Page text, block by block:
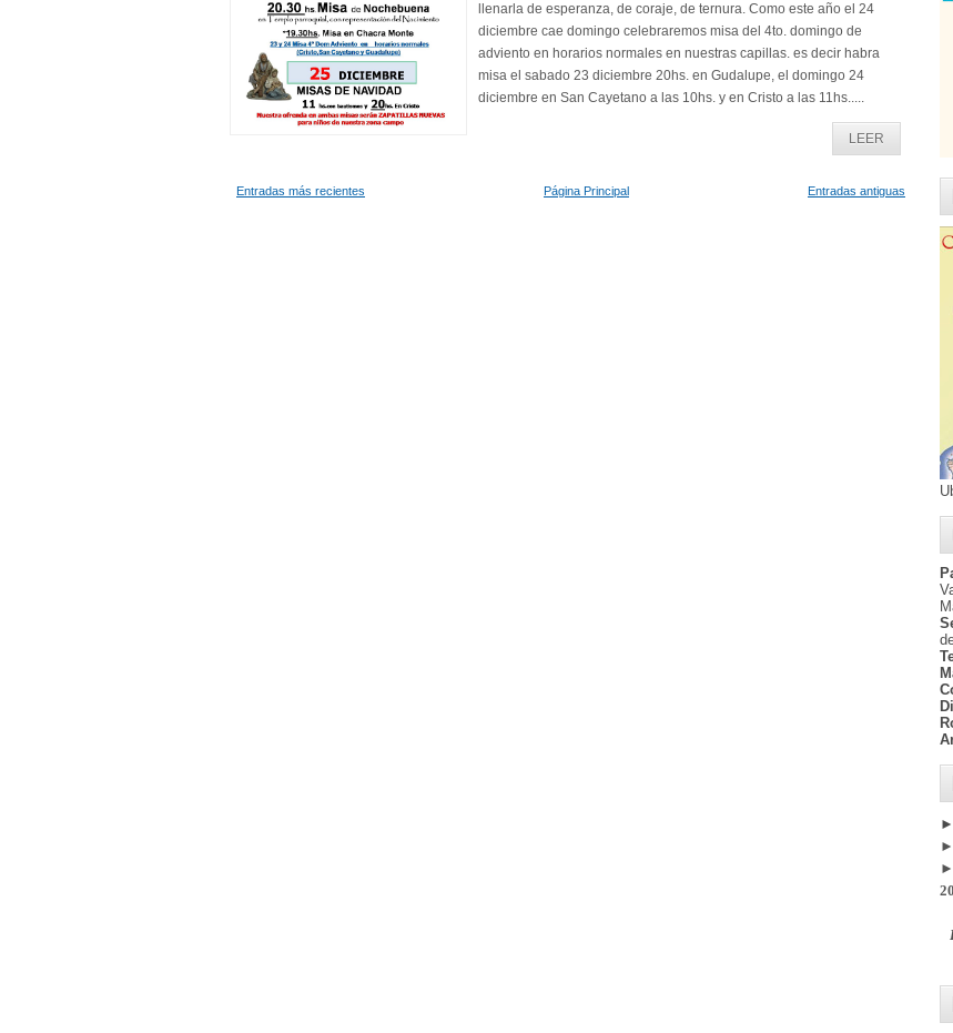
llenarla de esperanza, de coraje, de ternura. Como este año el 24
diciembre cae domingo celebraremos misa del 4to. domingo de
adviento en horarios normales en nuestras capillas. es decir habra
misa el sabado 23 diciembre 20hs. en Gudalupe, el domingo 24
diciembre en San Cayetano a las 10hs. y en Cristo a las 11hs.....
LEER
Entradas más recientes Entradas antiguas
Página Principal
►
►